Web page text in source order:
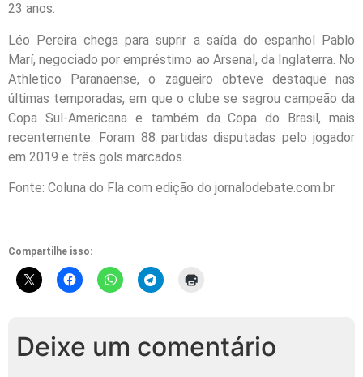
23 anos.
Léo Pereira chega para suprir a saída do espanhol Pablo
Marí, negociado por empréstimo ao Arsenal, da Inglaterra. No
Athletico Paranaense, o zagueiro obteve destaque nas
últimas temporadas, em que o clube se sagrou campeão da
Copa Sul-Americana e também da Copa do Brasil, mais
recentemente. Foram 88 partidas disputadas pelo jogador
em 2019 e três gols marcados.
Fonte: Coluna do Fla com edição do jornalodebate.com.br
Compartilhe isso:
Deixe um comentário